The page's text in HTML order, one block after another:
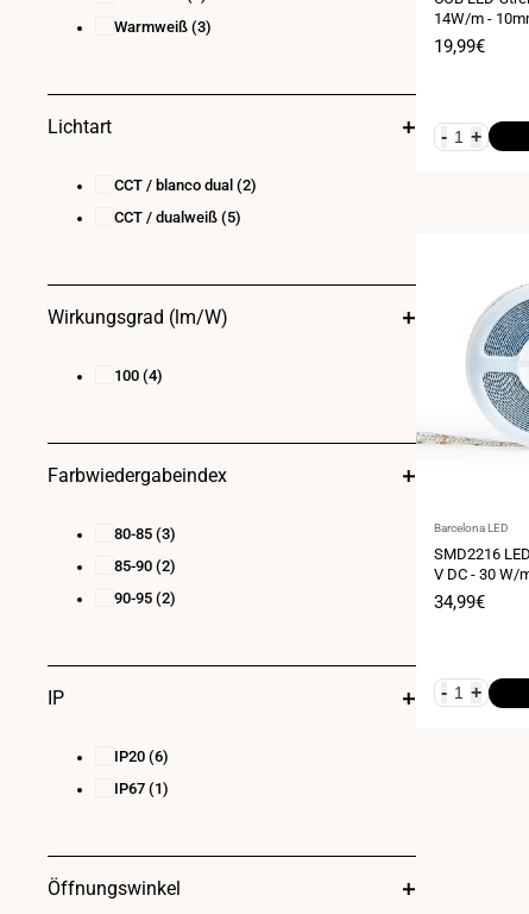
14W/m -
alle 26mm
19,99€
- +
Anbieter:
Barcelona LED
SMD2216
V DC - 30 W/
Meter
34,99€
- +
Warmweiß (3)
Lichtart
CCT / blanco dual (2)
CCT / dualweiß (5)
Wirkungsgrad (lm/W)
100 (4)
Farbwiedergabeindex
80-85 (3)
85-90 (2)
90-95 (2)
IP
IP20 (6)
IP67 (1)
Öffnungswinkel